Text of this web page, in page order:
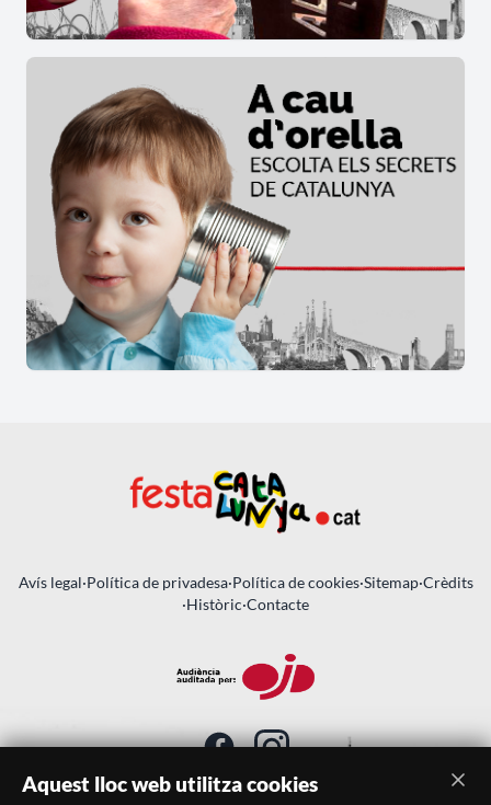
Avís legal·Política de privadesa·Política de cookies·Sitemap·Crèdits
·Històric·Contacte
Aquest lloc web utilitza cookies